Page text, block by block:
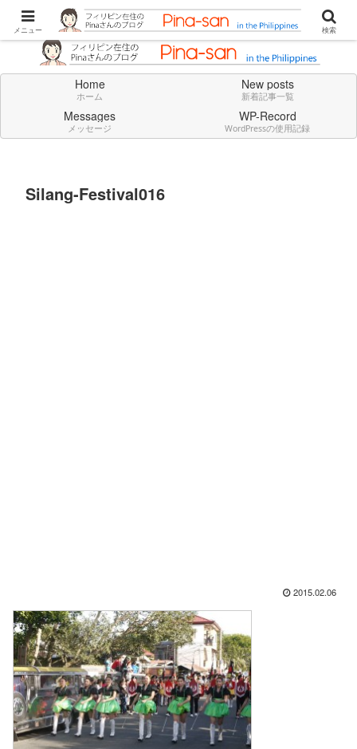
Don't think deeply. Feel always in English.
Home
ホーム
New posts
新着記事一覧
Messages
メッセージ
WP-Record
WordPressの使用記録
Silang-Festival016
2015.02.06
メニュー 検索